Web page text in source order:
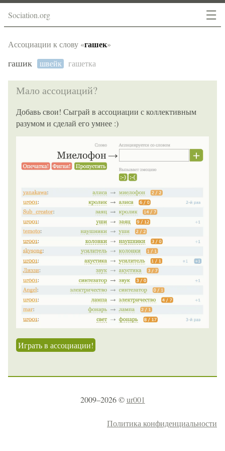
☰
Sociation.org
Ассоциации к слову «гашек»
гашик швейк гашетка
Мало ассоциаций?
Добавь свои! Сыграй в ассоциации с коллективным
разумом и сделай его умнее :)
Играть в ассоциации!
2009–2026 ©ur001
Политика конфиденциальности